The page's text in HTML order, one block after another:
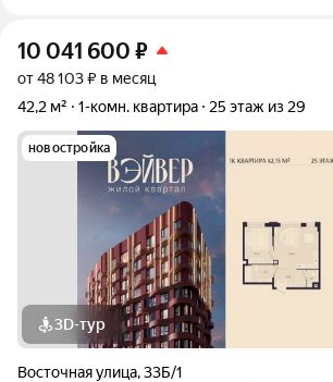
10 041 600 ₽
от 48 103 ₽ в месяц
42,2 м²
1-комн. квартира 25 этаж из 29
новостройка
3D-тур
Восточная улица,33Б/1